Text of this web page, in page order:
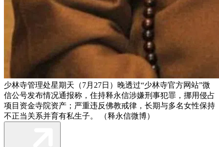
少林寺管理处星期天（7月27日）晚透过“少林寺官方网站”微
信公号发布情况通报称，住持释永信涉嫌刑事犯罪，挪用侵占
项目资金寺院资产；严重违反佛教戒律，长期与多名女性保持
不正当关系并育有私生子。 （释永信微博）